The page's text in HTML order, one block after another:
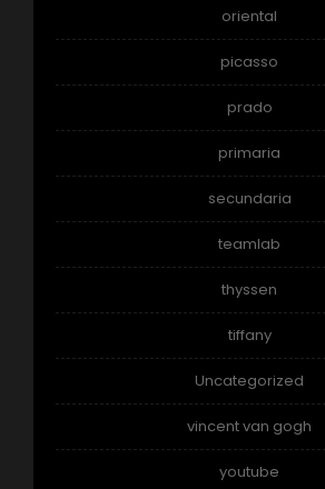
oriental
picasso
prado
primaria
secundaria
teamlab
thyssen
tiffany
Uncategorized
vincent van gogh
youtube